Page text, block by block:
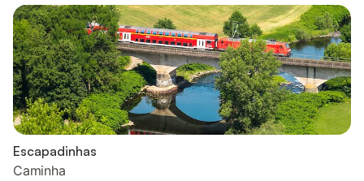
Escapadinhas
Caminha